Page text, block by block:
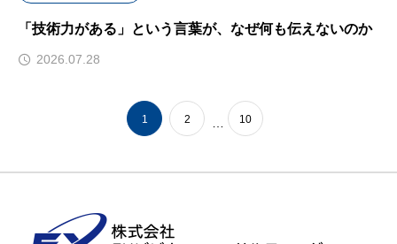
「技術力がある」という言葉が、なぜ何も伝えないのか
2026.07.28
1 2 10